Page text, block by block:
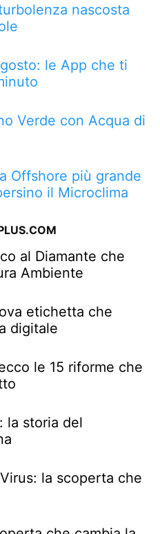
nascosta
le App che ti
Verde con Acqua di
Offshore più grande
il Microclima
al Diamante che
Ambiente
etichetta che
digitale
le 15 riforme che
la storia del
la scoperta che